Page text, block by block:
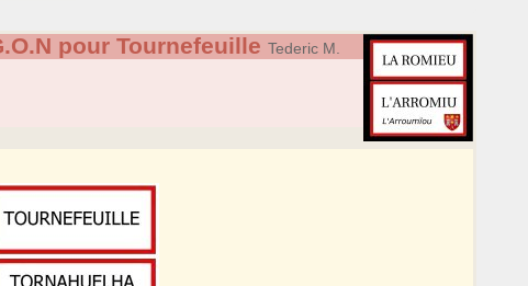
pour Tournefeuille Tederic M.